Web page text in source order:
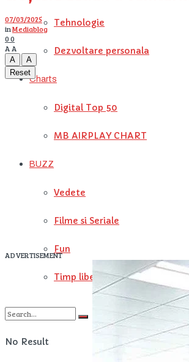
Tehnologie
Dezvoltare personala
Charts
Digital Top 50
MB AIRPLAY CHART
BUZZ
Vedete
Filme si Seriale
Fun
Timp liber
No Result
07/03/2025
inMediablog
00
A A
A
A
Reset
ADVERTISEMENT